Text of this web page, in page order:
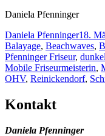
Daniela Pfenninger
Autor
Daniela Pfenninger
am
18.
Balayage, Beachwaves,
Pfenninger Friseur,
Mobile Friseurmeisterin,
OHV, Reinickendorf,
Kontakt
Daniela Pfenninger